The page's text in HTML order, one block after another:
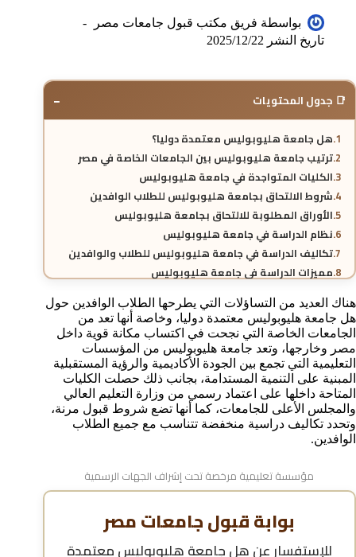
بواسطة فريق مكتب قبول جامعات مصر
تاريخ النشر 2025/12/22
📑 جدول المحتويات −
هل جامعة هليوبوليس معتمدة دوليا؟
ترتيب جامعة هليوبوليس بين الجامعات الخاصة في مصر
الكليات المتواجدة في جامعة هليوبوليس
شروط الالتحاق بجامعة هليوبوليس للطلاب الوافدين
الأوراق المطلوبة للالتحاق بجامعة هليوبوليس
نظام الدراسة في جامعة هليوبوليس
تكاليف الدراسة في جامعة هليوبوليس للطلاب والوافدين
مميزات الدراسة في جامعة هليوبوليس
الأسئلة الشائعة حول اعتماد جامعة هليوبوليس
هناك العديد من التساؤلات التي يطرحها الطلاب الوافدين حول
هل جامعة هليوبوليس معتمدة دوليا، وخاصة أنها تعد من
الجامعات الخاصة التي نجحت في اكتساب مكانة قوية داخل
مصر وخارجها، وتعد جامعة هليوبوليس من المؤسسات
التعليمية التي تجمع بين الجودة الأكاديمية والرؤية المستقبلية
المبنية على التنمية المستدامة، بجانب ذلك حصلت الكليات
المتاحة داخلها على اعتماد رسمي من وزارة التعليم العالي
والمجلس الأعلى للجامعات، كما أنها تضع شروط قبول مرنة،
وتحدد تكاليف دراسية منخفضة تتناسب مع جميع الطلاب
الوافدين.
مؤسسة تعليمية مرخصة تحت إشراف الجهات الرسمية
بوابة قبول جامعات مصر
للإستفسار عنهل جامعة هليوبوليس معتمدة